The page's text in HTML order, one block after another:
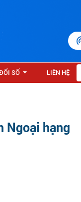
SỐ LIÊN HỆ
Ngoại hạng